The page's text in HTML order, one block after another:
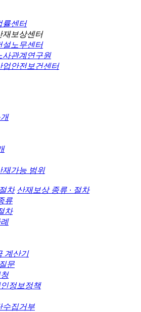
센터
보상센터
노무센터
관계연구원
안전보건센터
재가능 범위
차 산재보상 종류 · 절차
류
차
계산기
문
정보정책
수집거부